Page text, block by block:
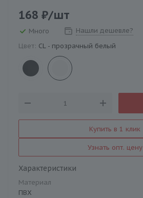
168 ₽/шт
Много
Нашли дешевле?
Цвет: CL - прозрачный белый
Купить в 1 клик
Узнать опт. цену
Характеристики
Материал
ПВХ